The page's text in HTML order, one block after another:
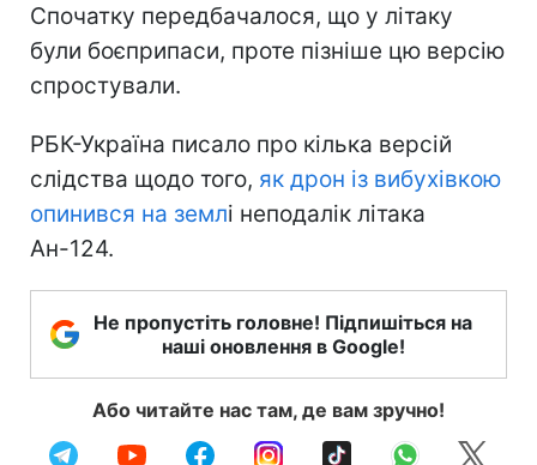
Спочатку передбачалося, що у літаку
були боєприпаси, проте пізніше цю версію
спростували.
РБК-Україна писало про кілька версій
слідства щодо того, як дрон із вибухівкою
опинився на землі неподалік літака
Ан-124.
Не пропустіть головне! Підпишіться на
наші оновлення в Google!
Або читайте нас там, де вам зручно!